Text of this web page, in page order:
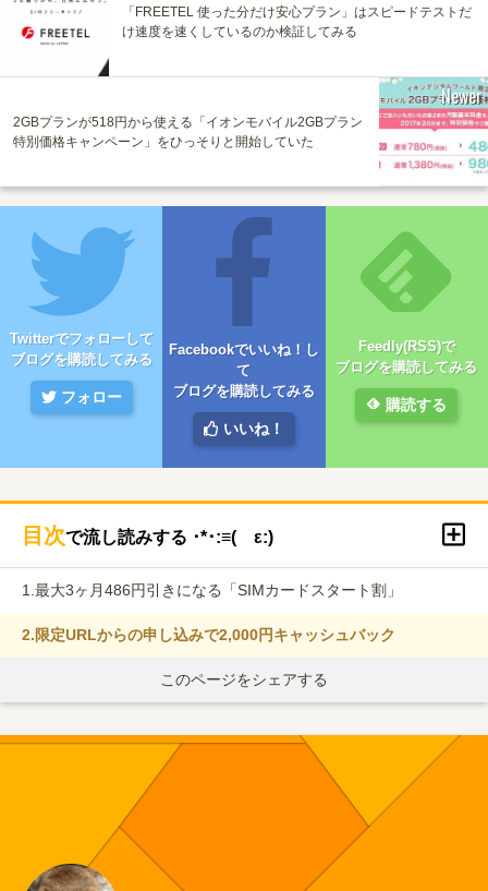
「FREETEL 使った分だけ安心プラン」はスピードテストだ
け速度を速くしているのか検証してみる
2GBプランが518円から使える「イオンモバイル2GBプラン
特別価格キャンペーン」をひっそりと開始していた
Newer
Twitterでフォローして
ブログを購読してみる
フォロー
Facebookでいいね！し
て
ブログを購読してみる
いいね！
Feedly(RSS)で
ブログを購読してみる
購読する
目次で流し読みする ･*･:≡( ε:)
1.最大3ヶ月486円引きになる「SIMカードスタート割」
2.限定URLからの申し込みで2,000円キャッシュバック
このページをシェアする